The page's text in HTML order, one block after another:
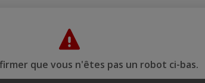
que vous n'êtes pas un robot ci-bas.